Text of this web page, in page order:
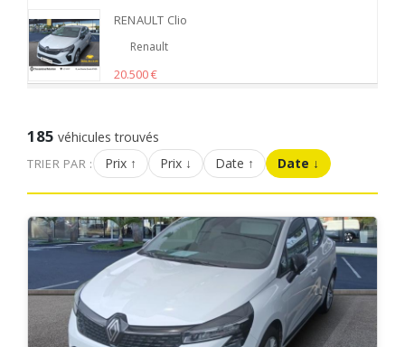
RENAULT Clio
Renault
20.500 €
185 véhicules trouvés
TRIER PAR : Prix ↑ Prix ↓ Date ↑ Date ↓